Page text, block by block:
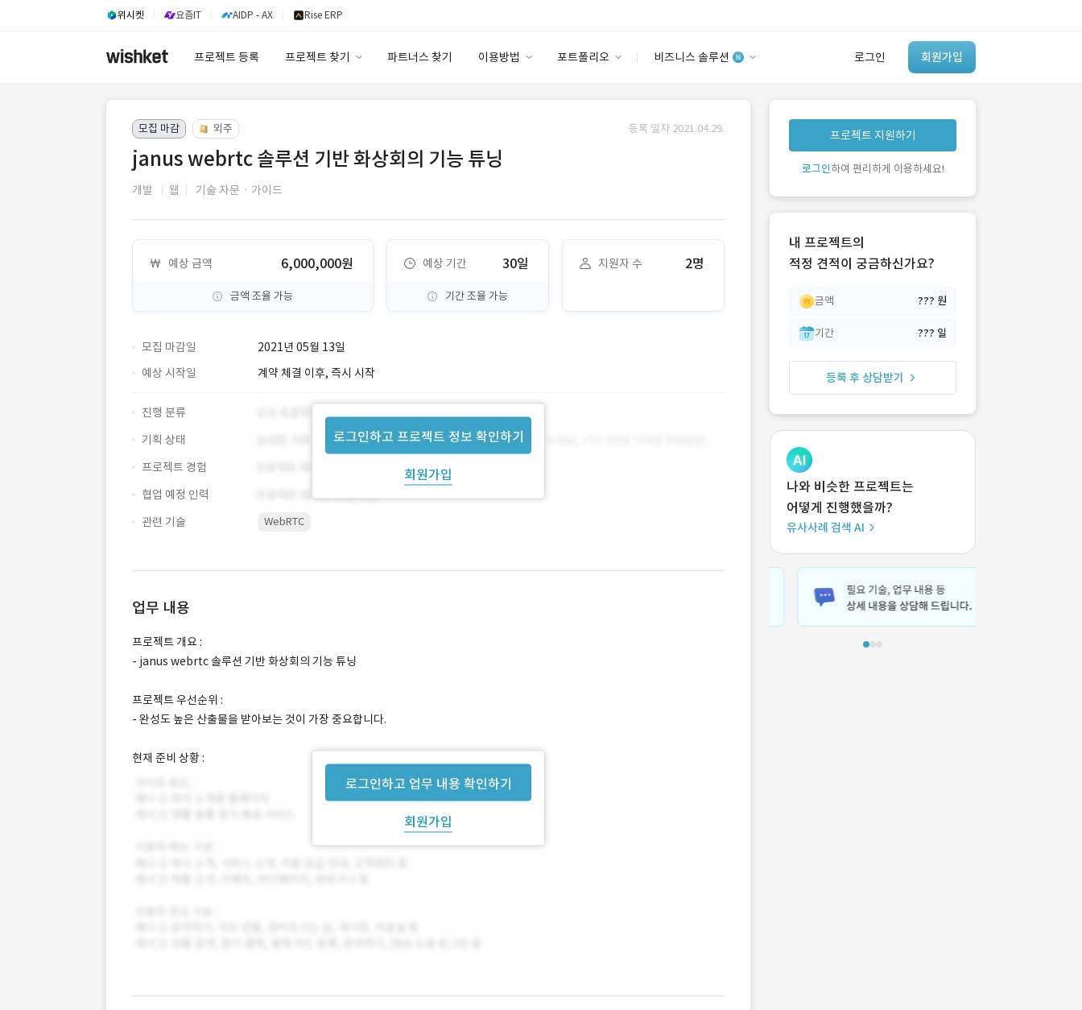
위시켓 요즘IT AIDP - AX Rise ERP
프로젝트 등록 프로젝트 찾기 파트너스 찾기 이용방법 포트폴리오 비즈니스 솔루션 로그인 회원가입
이용요금
고객센터
안심 코드 케어
유사사례 검색 AI
‘이런 거’ 만들어본
개발 회사 있어?
모집 마감 외주 등록 일자 2021.04.29.
janus webrtc 솔루션 기반 화상회의 기능 튜닝
개발 웹 기술 자문ㆍ가이드
예상 금액 6,000,000원
금액 조율 가능
예상 기간 30일
기간 조율 가능
지원자 수 2명
모집 마감일 2021년 05월 13일
로그인하고 프로젝트 정보 확인하기
회원가입
예상 시작일 계약 체결 이후, 즉시 시작
진행 분류
기획 상태
프로젝트 경험
협업 예정 인력
관련 기술
WebRTC
업무 내용
로그인하고 업무 내용 확인하기
회원가입
프로젝트 개요 :
- janus webrtc 솔루션 기반 화상회의 기능 튜닝
프로젝트 우선순위 :
- 완성도 높은 산출물을 받아보는 것이 가장 중요합니다.
현재 준비 상황 :
프로젝트 지원하기
로그인하여 편리하게 이용하세요!
내 프로젝트의
적정 견적이 궁금하신가요?
금액 ??? 원
기간 ??? 일
등록 후 상담받기
나와 비슷한 프로젝트는
어떻게 진행했을까?
유사사례 검색 AI